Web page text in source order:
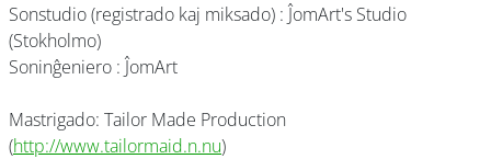
Sonstudio (registrado kaj miksado) : ĴomArt's Studio
(Stokholmo)
Soninĝeniero : ĴomArt
Mastrigado: Tailor Made Production
(http://www.tailormaid.n.nu)